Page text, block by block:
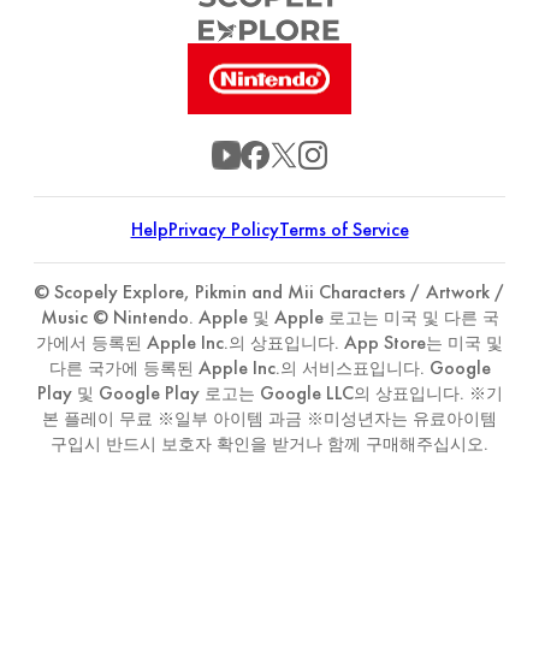
HelpPrivacy PolicyTerms of Service
© Scopely Explore, Pikmin and Mii Characters / Artwork /
Music © Nintendo. Apple 및 Apple 로고는 미국 및 다른 국
가에서 등록된 Apple Inc.의 상표입니다. App Store는 미국 및
다른 국가에 등록된 Apple Inc.의 서비스표입니다. Google
Play 및 Google Play 로고는 Google LLC의 상표입니다. ※기
본 플레이 무료 ※일부 아이템 과금 ※미성년자는 유료아이템
구입시 반드시 보호자 확인을 받거나 함께 구매해주십시오.